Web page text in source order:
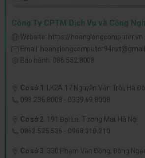
Công Ty CPTM Dịch Vụ và Công
Website: https://hoanglongcomputer.vn
Email:
Bảo hành: 086.552.8008
Cơ sở 1 : LK2A 17 Nguyễn Văn Trỗi, Hà
098.236.8008 - 0339.69.8008
Cơ sở 2: 191 Đại La, Tương Mai, Hà Nội
0862.535.536 - 0968.310.210
Cơ sở 3: 330 Phạm Văn Đồng, Đông